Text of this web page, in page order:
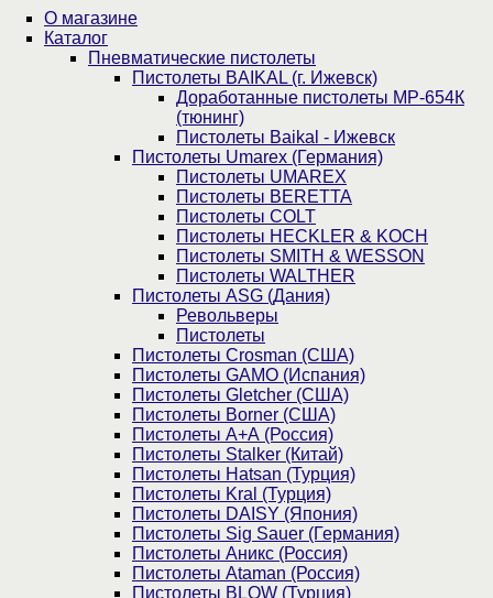
О магазине
Каталог
Пнев­ма­ти­чес­кие пистолеты
Пистолеты BAIKAL (г. Ижевск)
Доработанные пистолеты МР-654К
(тюнинг)
Пистолеты Baikal - Ижевск
Пистолеты Umarex (Германия)
Пистолеты UMAREX
Пистолеты BERETTA
Пистолеты COLT
Пистолеты HECKLER & KOCH
Пистолеты SMITH & WESSON
Пистолеты WALTHER
Пистолеты ASG (Дания)
Револьверы
Пистолеты
Пистолеты Crosman (США)
Пистолеты GAMO (Испания)
Пистолеты Gletcher (США)
Пистолеты Borner (США)
Пистолеты А+А (Россия)
Пистолеты Stalker (Китай)
Пистолеты Hatsan (Турция)
Пистолеты Kral (Турция)
Пистолеты DAISY (Япония)
Пистолеты Sig Sauer (Германия)
Пистолеты Аникс (Россия)
Пистолеты Ataman (Россия)
Пистолеты BLOW (Турция)